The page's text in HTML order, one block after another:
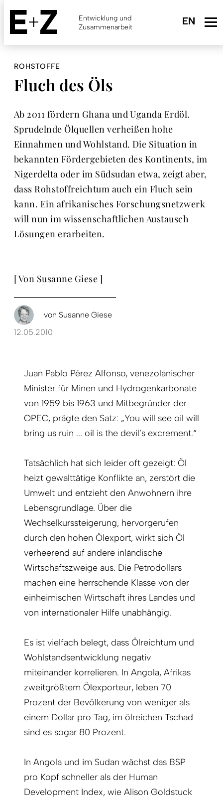
Skip
main
content
Entwicklung und
Zusammenarbeit
ROHSTOFFE
Fluch des Öls
Ab 2011 fördern Ghana und Uganda Erdöl.
Sprudelnde Ölquellen verheißen hohe
Einnahmen und Wohlstand. Die Situation in
bekannten Fördergebieten des Kontinents, im
Nigerdelta oder im Südsudan etwa, zeigt aber,
dass Rohstoffreichtum auch ein Fluch sein
kann. Ein afrikanisches Forschungsnetzwerk
will nun im wissenschaftlichen Austausch
Lösungen erarbeiten.
[ Von Susanne Giese ]
von Susanne Giese
12.05.2010
Juan Pablo Pérez Alfonso, venezolanischer
Minister für Minen und Hydrogenkarbonate
von 1959 bis 1963 und Mitbegründer der
OPEC, prägte den Satz: „You will see oil will
bring us ruin ... oil is the devil’s excrement.“
Tatsächlich hat sich leider oft gezeigt: Öl
heizt gewalttätige Konflikte an, zerstört die
Umwelt und entzieht den Anwohnern ihre
Lebensgrundlage. Über die
Wechselkurssteigerung, hervorgerufen
durch den hohen Ölexport, wirkt sich Öl
verheerend auf andere inländische
Wirtschaftszweige aus. Die Petrodollars
machen eine herrschende Klasse von der
einheimischen Wirtschaft ihres Landes und
von internationaler Hilfe unabhängig.
Es ist vielfach belegt, dass Öl­reich­tum und
Wohl­­standsent­wick­lung negativ
miteinander korrelieren. In Angola, Afrikas
zweitgrößtem Ölexporteur, leben 70
Prozent der Bevölkerung von weniger als
einem Dollar pro Tag, im ölreichen Tschad
sind es sogar 80 ­Prozent.
In Angola und im Sudan wächst das BSP
pro Kopf schneller als der Human
Development Index, wie Alison Goldstuck